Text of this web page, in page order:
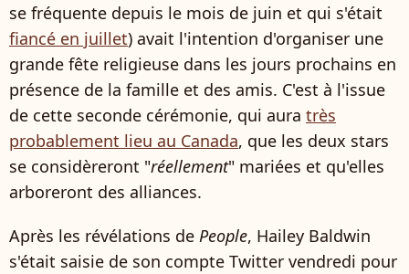
se fréquente depuis le mois de juin et qui s'était
fiancé en juillet) avait l'intention d'organiser une
grande fête religieuse dans les jours prochains en
présence de la famille et des amis. C'est à l'issue
de cette seconde cérémonie, qui aura très
probablement lieu au Canada, que les deux stars
se considèreront "réellement" mariées et qu'elles
arboreront des alliances.
Après les révélations de People, Hailey Baldwin
s'était saisie de son compte Twitter vendredi pour